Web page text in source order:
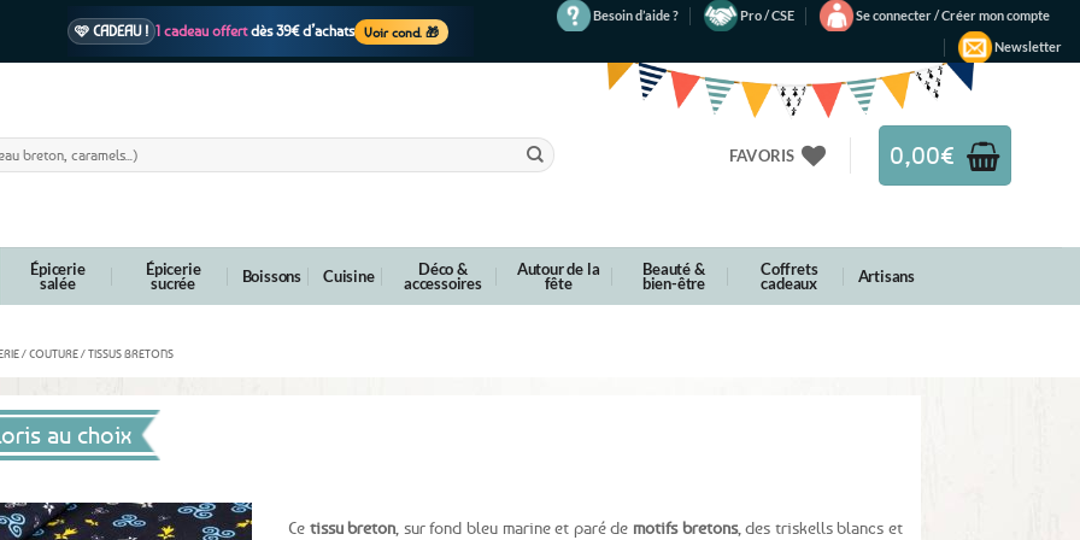
🩷 CADEAU ! 1 cadeau offertdès 39€ d’achats Voir cond. 🎁
Besoin d’aide ? Pro / CSE
Se connecter / Créer mon compte
Newsletter
FAVORIS 0,00€
Épicerie
salée
Épicerie
sucrée Boissons Cuisine Déco &
accessoires
Autour de la
fête
Beauté &
bien-être
Coffrets
cadeaux Artisans
/ COUTURE / TISSUS BRETONS
au choix
Ce tissu breton , sur fond bleu marine et paré de motifs bretons, des triskells blancs et